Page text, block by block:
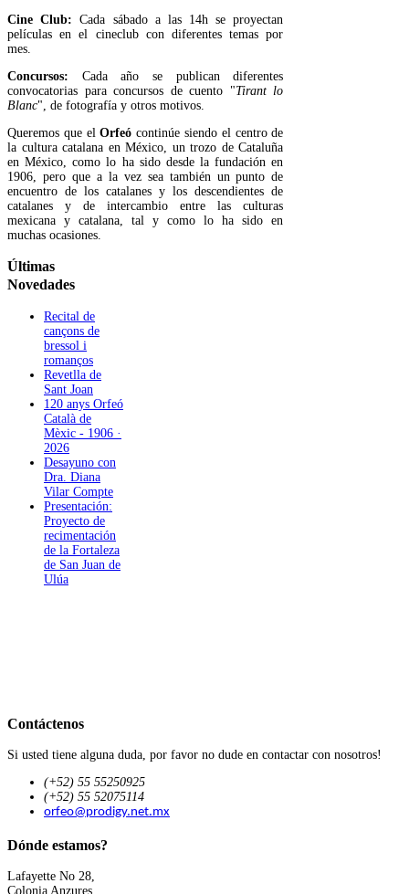
Cine Club: Cada sábado a las 14h se proyectan
películas en el cineclub con diferentes temas por
mes.
Concursos: Cada año se publican diferentes
convocatorias para concursos de cuento "Tirant lo
Blanc", de fotografía y otros motivos.
Queremos que elOrfeó continúe siendo el centro de
la cultura catalana en México, un trozo de Cataluña
en México, como lo ha sido desde la fundación en
1906, pero que a la vez sea también un punto de
encuentro de los catalanes y los descendientes de
catalanes y de intercambio entre las culturas
mexicana y catalana, tal y como lo ha sido en
muchas ocasiones.
Últimas
Novedades
Recital de
cançons de
bressol i
romanços
Revetlla de
Sant Joan
120 anys Orfeó
Català de
Mèxic - 1906 ·
2026
Desayuno con
Dra. Diana
Vilar Compte
Presentación:
Proyecto de
recimentación
de la Fortaleza
de San Juan de
Ulúa
Contáctenos
Si usted tiene alguna duda, por favor no dude en contactar con nosotros!
(+52) 55 55250925
(+52) 55 52075114
orfeo@prodigy.net.mx
Dónde estamos?
Lafayette No 28,
Colonia Anzures